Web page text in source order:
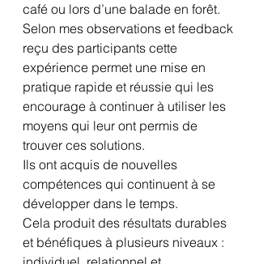
café ou lors d’une balade en forêt.
Selon mes observations et feedback
reçu des participants cette
expérience permet une mise en
pratique rapide et réussie qui les
encourage à continuer à utiliser les
moyens qui leur ont permis de
trouver ces solutions.
Ils ont acquis de nouvelles
compétences qui continuent à se
développer dans le temps.
Cela produit des résultats durables
et bénéfiques à plusieurs niveaux :